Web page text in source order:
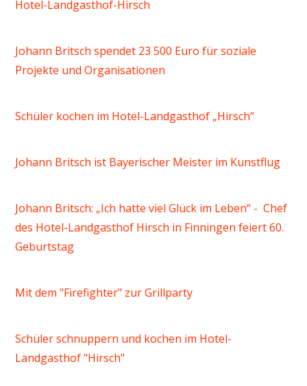
Hotel-Landgasthof-Hirsch
Johann Britsch spendet 23 500 Euro für soziale
Projekte und Organisationen
Schüler kochen im Hotel-Landgasthof „Hirsch“
Johann Britsch ist Bayerischer Meister im Kunstflug
Johann Britsch: „Ich hatte viel Glück im Leben“ - Chef
des Hotel-Landgasthof Hirsch in Finningen feiert 60.
Geburtstag
Mit dem "Firefighter" zur Grillparty
Schüler schnuppern und kochen im Hotel-
Landgasthof "Hirsch"